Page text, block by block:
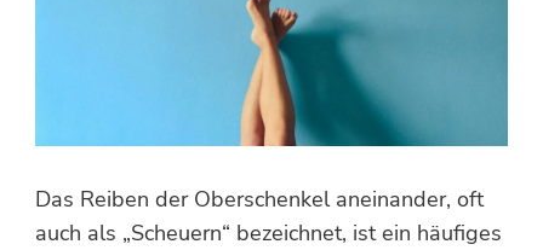
Das Reiben der Oberschenkel aneinander, oft
auch als „Scheuern“ bezeichnet, ist ein häufiges